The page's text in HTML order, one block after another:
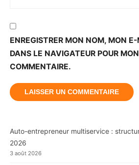
ENREGISTRER MON NOM, MON
DANS LE NAVIGATEUR POUR
COMMENTAIRE.
Auto-entrepreneur multiservice :
2026
3 août 2026